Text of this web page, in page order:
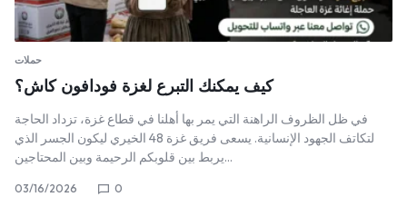
حملات
كيف يمكنك التبرع لغزة فودافون كاش؟
في ظل الظروف الراهنة التي يمر بها أهلنا في قطاع غزة، تزداد الحاجة
لتكاتف الجهود الإنسانية. يسعى فريق غزة 48 الخيري ليكون الجسر الذي
يربط بين قلوبكم الرحيمة وبين المحتاجين…
03/16/2026 0